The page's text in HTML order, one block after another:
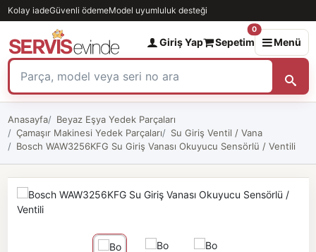
Kolay iadeGüvenli ödemeModel uyumluluk desteği
Giriş Yap Sepetim
0
Menü
Anasayfa
Beyaz Eşya Yedek Parçaları
Çamaşır Makinesi Yedek Parçaları
Su Giriş Ventil / Vana
Bosch WAW3256KFG Su Giriş Vanası Okuyucu Sensörlü / Ventili